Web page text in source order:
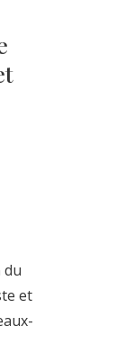
du
et